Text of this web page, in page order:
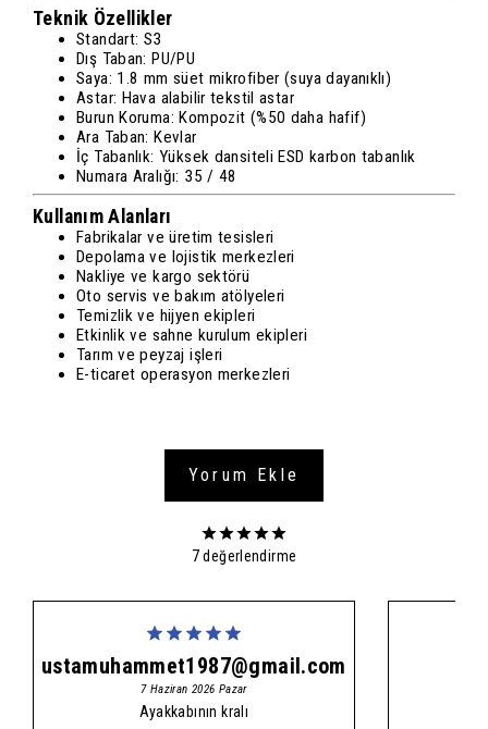
Teknik Özellikler
Standart: S3
Dış Taban: PU/PU
Saya: 1.8 mm süet mikrofiber (suya dayanıklı)
Astar: Hava alabilir tekstil astar
Burun Koruma: Kompozit (%50 daha hafif)
Ara Taban: Kevlar
İç Tabanlık: Yüksek dansiteli ESD karbon tabanlık
Numara Aralığı: 35 / 48
Kullanım Alanları
Fabrikalar ve üretim tesisleri
Depolama ve lojistik merkezleri
Nakliye ve kargo sektörü
Oto servis ve bakım atölyeleri
Temizlik ve hijyen ekipleri
Etkinlik ve sahne kurulum ekipleri
Tarım ve peyzaj işleri
E-ticaret operasyon merkezleri
Yorum Ekle
7 değerlendirme
ustamuhammet1987@gmail.com
7 Haziran 2026 Pazar
Ayakkabının kralı